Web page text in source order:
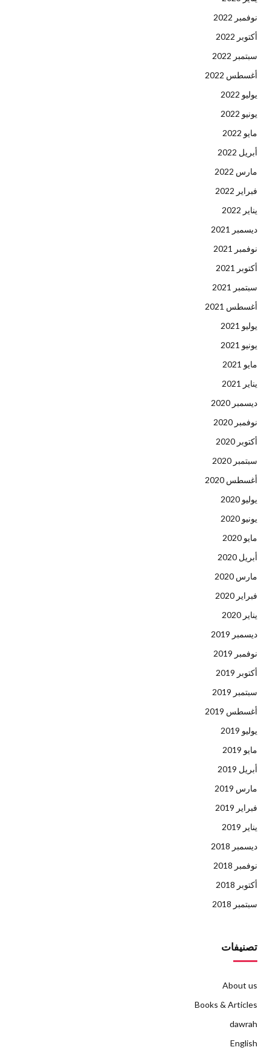
نوفمبر 2022
أكتوبر 2022
سبتمبر 2022
أغسطس 2022
يوليو 2022
يونيو 2022
مايو 2022
أبريل 2022
مارس 2022
فبراير 2022
يناير 2022
ديسمبر 2021
نوفمبر 2021
أكتوبر 2021
سبتمبر 2021
أغسطس 2021
يوليو 2021
يونيو 2021
مايو 2021
يناير 2021
ديسمبر 2020
نوفمبر 2020
أكتوبر 2020
سبتمبر 2020
أغسطس 2020
يوليو 2020
يونيو 2020
مايو 2020
أبريل 2020
مارس 2020
فبراير 2020
يناير 2020
ديسمبر 2019
نوفمبر 2019
أكتوبر 2019
سبتمبر 2019
أغسطس 2019
يوليو 2019
مايو 2019
أبريل 2019
مارس 2019
فبراير 2019
يناير 2019
ديسمبر 2018
نوفمبر 2018
أكتوبر 2018
سبتمبر 2018
تصنيفات
About us
Books & Articles
dawrah
English